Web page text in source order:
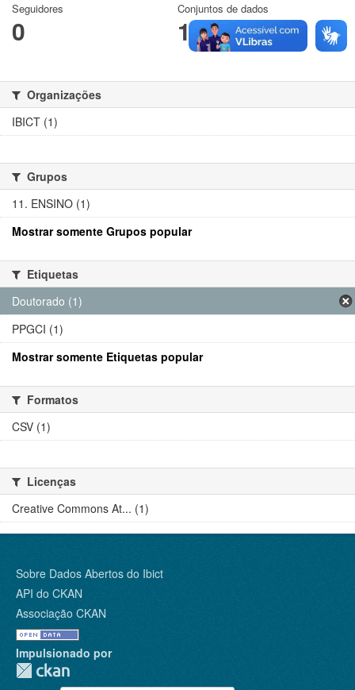
Seguidores
0
Conjuntos de dados
1
Organizações
IBICT (1)
Grupos
11. ENSINO (1)
Mostrar somente Grupos popular
Etiquetas
Doutorado (1)
PPGCI (1)
Mostrar somente Etiquetas popular
Formatos
CSV (1)
Licenças
Creative Commons At... (1)
Sobre Dados Abertos do Ibict
API do CKAN
Associação CKAN
Impulsionado por